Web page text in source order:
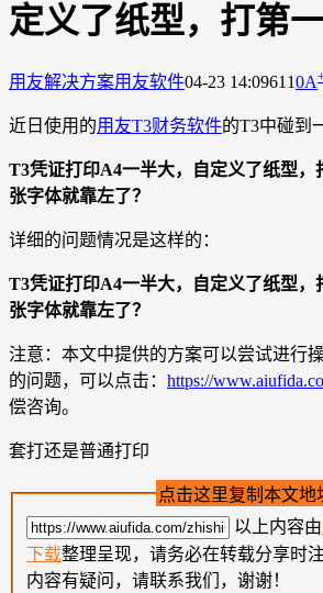
定义了纸型，打第
用友解决方案用友软件04-23 14:096110A
近日使用的用友T3财务软件的T3中碰到
T3凭证打印A4一半大，自定义了纸型，
张字体就靠左了？
详细的问题情况是这样的：
T3凭证打印A4一半大，自定义了纸型，
张字体就靠左了？
注意：本文中提供的方案可以尝试进行
的问题，可以点击： https://
偿咨询。
套打还是普通打印
点击这里复制本文地
以上内容由
下载整理呈现，请务必在转载分享时
内容有疑问，请联系我们，谢谢！